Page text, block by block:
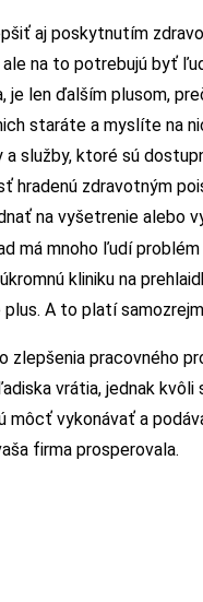
aj poskytnutím
ale na to potrebujú byť
len ďalším plusom,
staráte a myslíte na
služby, ktoré sú
hradenú zdravotným
na vyšetrenie alebo
má mnoho ľudí
kliniku na
A to platí
zlepšenia pracovného
vrátia, jednak
môcť vykonávať a
firma prosperovala.